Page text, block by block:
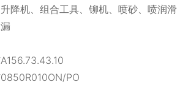
降机、组合工具、铆机、喷砂、喷润滑
PO